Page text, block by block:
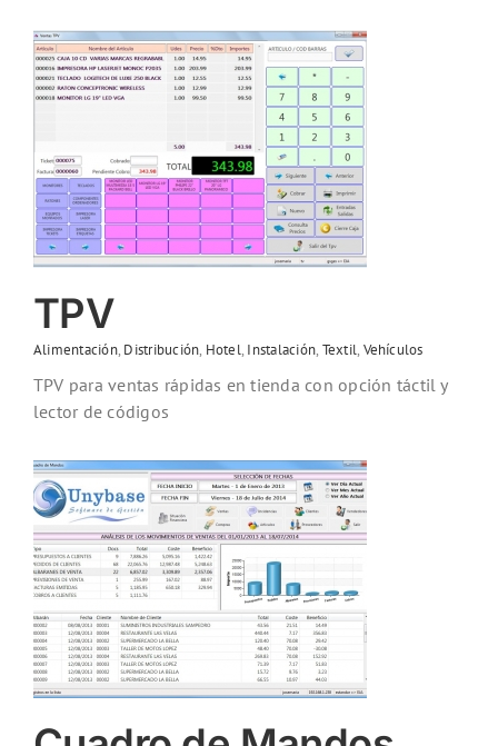
TPV
Alimentación, Distribución, Hotel, Instalación, Textil, Vehículos
TPV para ventas rápidas en tienda con opción táctil y
lector de códigos